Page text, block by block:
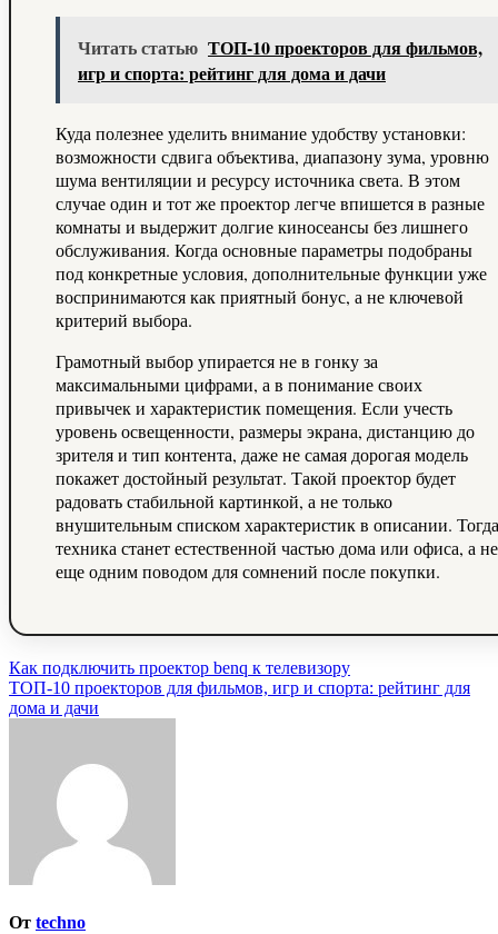
Читать статью ТОП‑10 проекторов для фильмов,
игр и спорта: рейтинг для дома и дачи
Куда полезнее уделить внимание удобству установки:
возможности сдвига объектива, диапазону зума, уровню
шума вентиляции и ресурсу источника света. В этом
случае один и тот же проектор легче впишется в разные
комнаты и выдержит долгие киносеансы без лишнего
обслуживания. Когда основные параметры подобраны
под конкретные условия, дополнительные функции уже
воспринимаются как приятный бонус, а не ключевой
критерий выбора.
Грамотный выбор упирается не в гонку за
максимальными цифрами, а в понимание своих
привычек и характеристик помещения. Если учесть
уровень освещенности, размеры экрана, дистанцию до
зрителя и тип контента, даже не самая дорогая модель
покажет достойный результат. Такой проектор будет
радовать стабильной картинкой, а не только
внушительным списком характеристик в описании. Тогда
техника станет естественной частью дома или офиса, а не
еще одним поводом для сомнений после покупки.
Навигация
по
Как подключить проектор benq к телевизору
ТОП‑10 проекторов для фильмов, игр и спорта: рейтинг для
дома и дачи
От techno